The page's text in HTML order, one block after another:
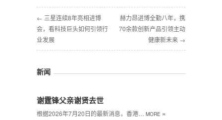
← 三星连续8年亮相进博
会，看科技巨头如何引领行
业发展
赫力昂进博全勤八年，携
70余款创新产品引领主动
健康新未来 →
新闻
谢霆锋父亲谢贤去世
根据2026年7月20日的最新消息，香港… MORE »